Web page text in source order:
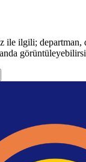
ile ilgili; departman,